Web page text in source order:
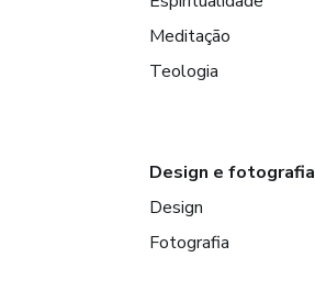
Meditação
Teologia
Design e fotografia
Design
Fotografia